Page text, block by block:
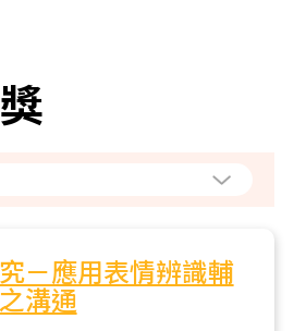
－應用表情辨識輔
溝通